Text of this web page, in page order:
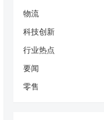
物流
科技创新
行业热点
要闻
零售